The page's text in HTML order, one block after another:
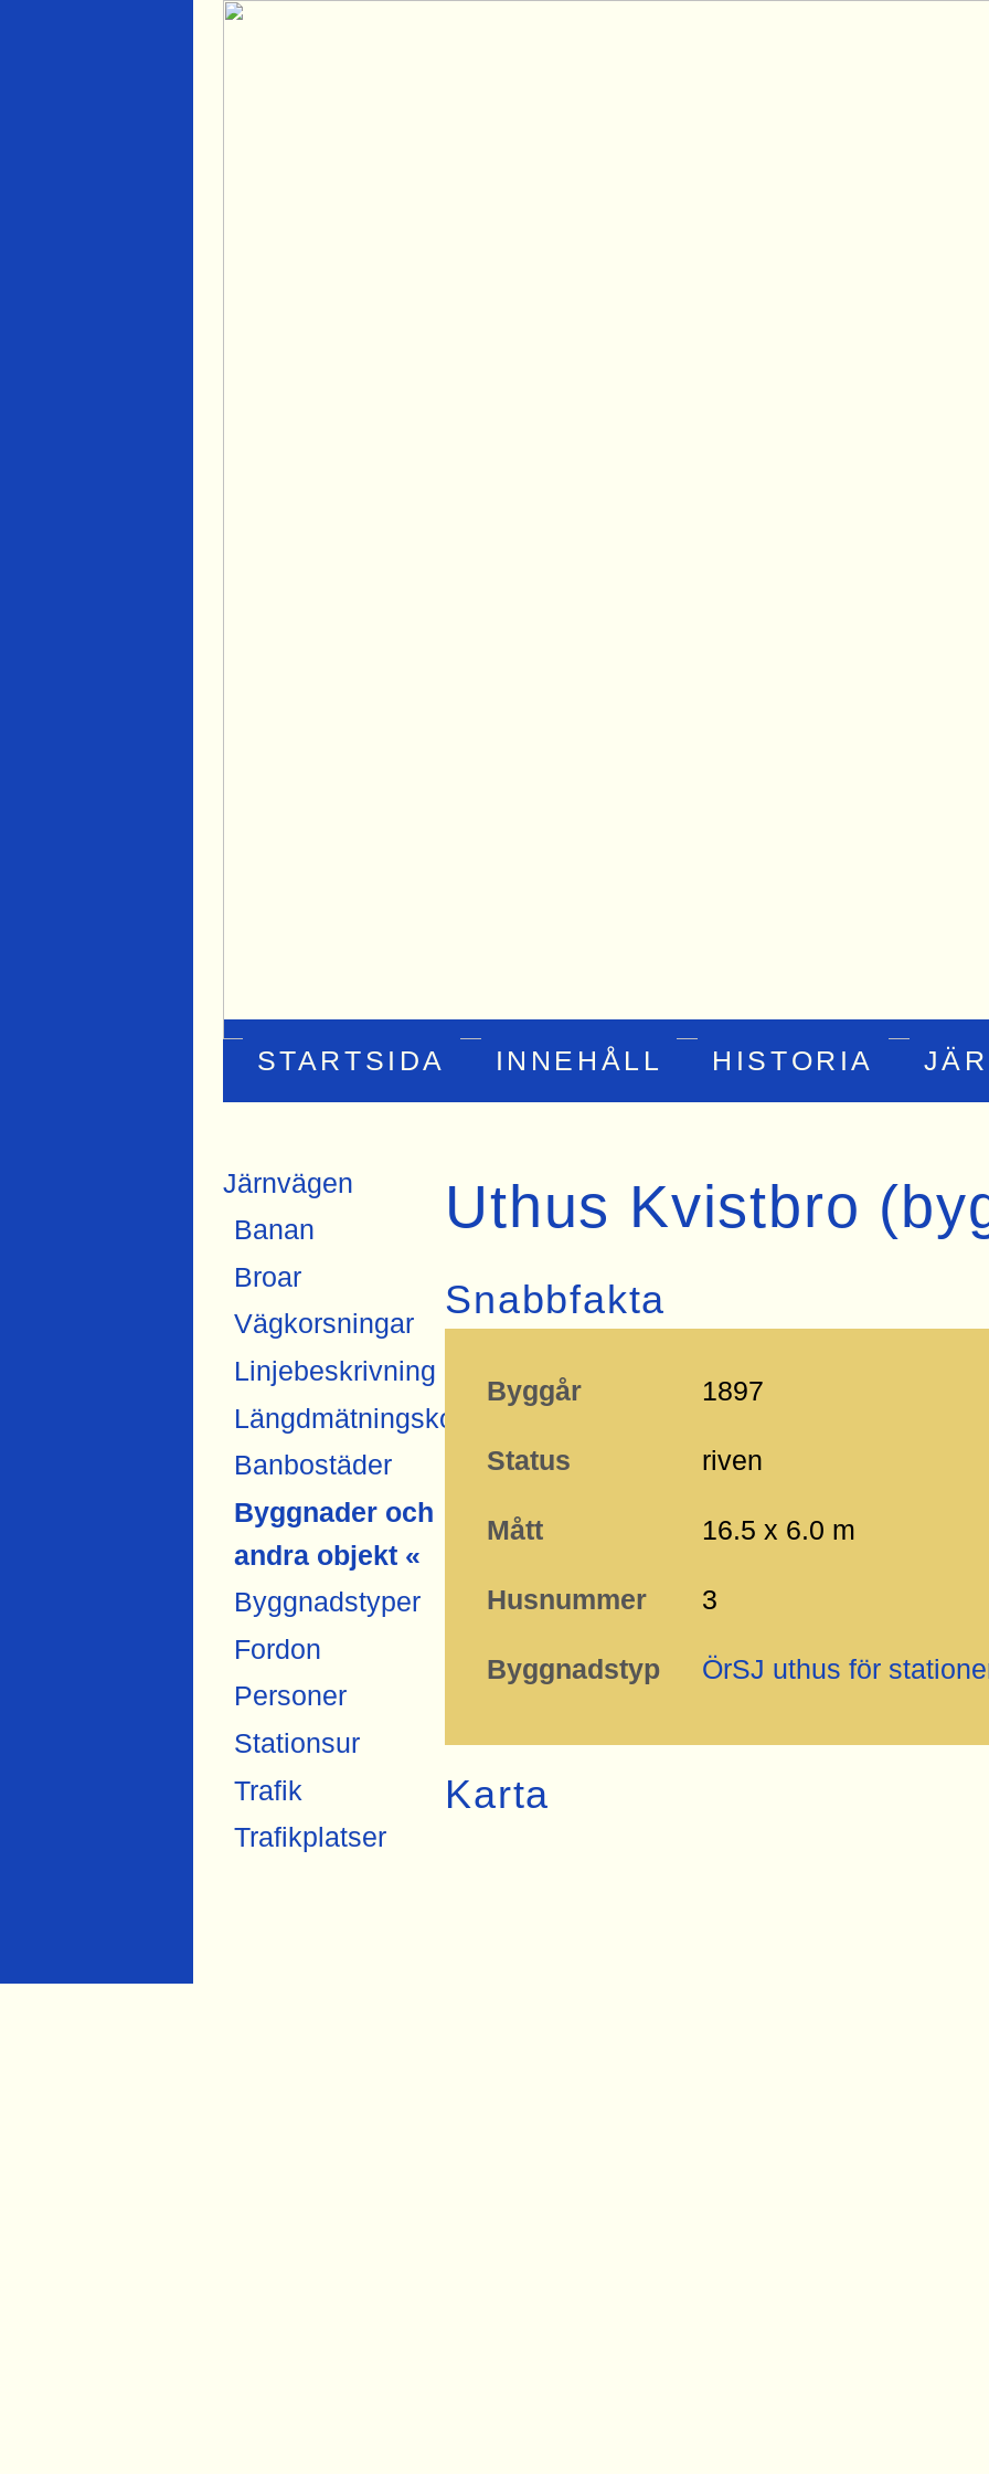
STARTSIDA INNEHÅLL HISTORIA
Järnvägen
Banan
Broar
Vägkorsningar
Linjebeskrivning
Längdmätningskonnektionen
Banbostäder
Byggnader och
andra objekt «
Byggnadstyper
Fordon
Personer
Stationsur
Trafik
Trafikplatser
Uthus Kvistbro
Snabbfakta
Byggår 1897
Status riven
Mått 16.5 x 6.0 m
Husnummer 3
Byggnadstyp ÖrSJ uthus för
Karta